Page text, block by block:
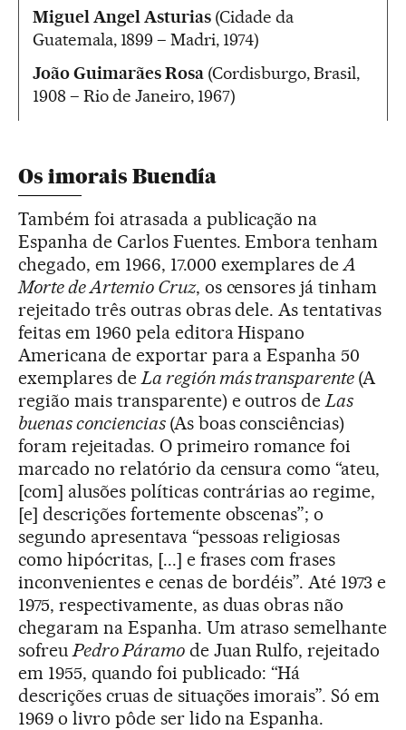
Miguel Angel Asturias (Cidade da
Guatemala, 1899 – Madri, 1974)
João Guimarães Rosa (Cordisburgo, Brasil,
1908 – Rio de Janeiro, 1967)
Os imorais Buendía
Também foi atrasada a publicação na
Espanha de Carlos Fuentes. Embora tenham
chegado, em 1966, 17.000 exemplares deA
Morte de Artemio Cruz, os censores já tinham
rejeitado três outras obras dele. As tentativas
feitas em 1960 pela editora Hispano
Americana de exportar para a Espanha 50
exemplares de La región más transparente (A
região mais transparente) e outros de Las
buenas conciencias (As boas consciências)
foram rejeitadas. O primeiro romance foi
marcado no relatório da censura como “ateu,
[com] alusões políticas contrárias ao regime,
[e] descrições fortemente obscenas”; o
segundo apresentava “pessoas religiosas
como hipócritas, [...] e frases com frases
inconvenientes e cenas de bordéis”. Até 1973 e
1975, respectivamente, as duas obras não
chegaram na Espanha. Um atraso semelhante
sofreu Pedro Páramode Juan Rulfo, rejeitado
em 1955, quando foi publicado: “Há
descrições cruas de situações imorais”. Só em
1969 o livro pôde ser lido na Espanha.